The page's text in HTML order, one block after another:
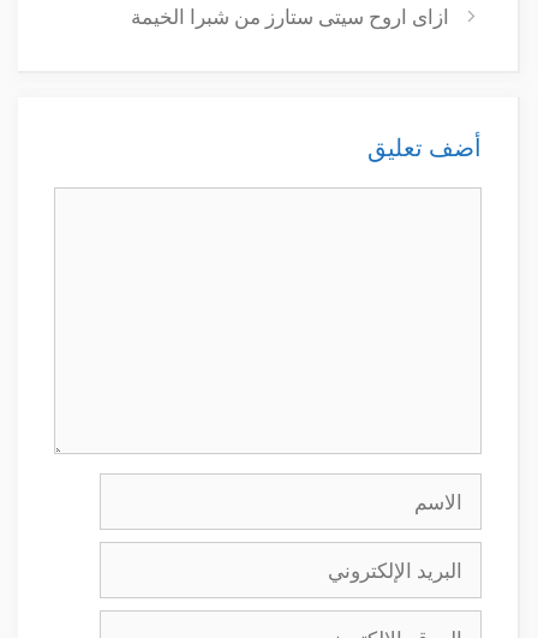
ازاى اروح سيتى ستارز من شبرا الخيمة
أضف تعليق
الإلكتروني